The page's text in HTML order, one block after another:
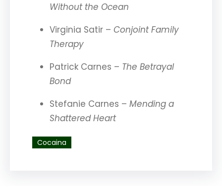
Without the Ocean
Virginia Satir – Conjoint Family
Therapy
Patrick Carnes – The Betrayal
Bond
Stefanie Carnes – Mending a
Shattered Heart
Cocaina